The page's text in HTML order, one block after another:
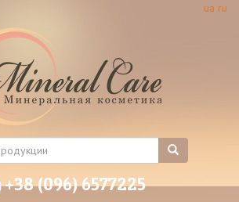
ua ru
+38 (096) 6577225